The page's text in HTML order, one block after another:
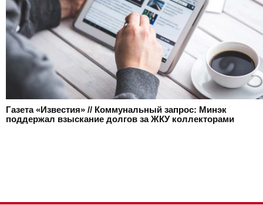
Газета «Известия» // Коммунальный запрос: Минэк
поддержал взыскание долгов за ЖКУ коллекторами